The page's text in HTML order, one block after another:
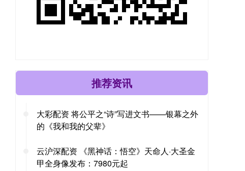
推荐资讯
大彩配资 将公平之“诗”写进文书——银幕之外
的《我和我的父辈》
云沪深配资 《黑神话：悟空》天命人·大圣金
甲全身像发布：7980元起